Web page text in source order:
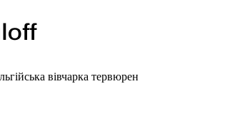
вівчарка тервюрен